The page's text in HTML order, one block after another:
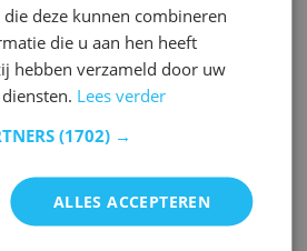
deze kunnen combineren
die u aan hen heeft
hebben verzameld door uw
Lees verder
(1702) →
ALLES ACCEPTEREN